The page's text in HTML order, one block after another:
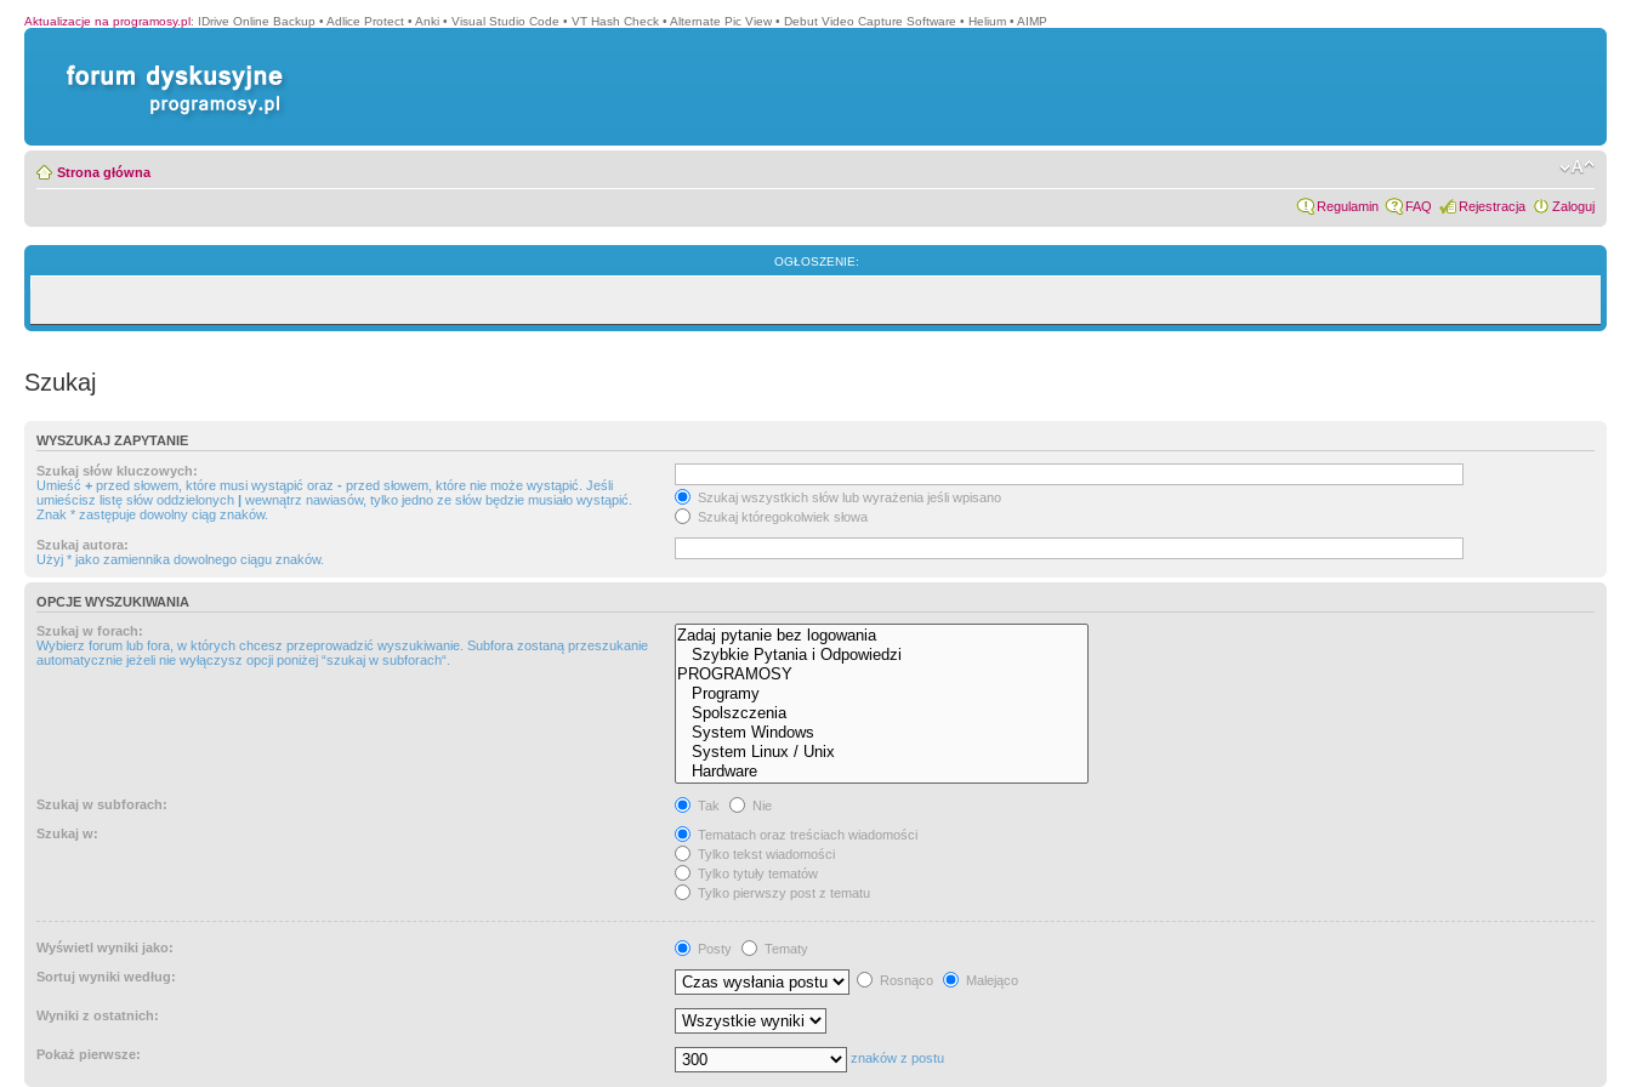
Aktualizacje na programosy.pl: IDrive Online Backup • Adlice Protect • Anki • Visual Studio Code • VT Hash Check • Alternate Pic View • Debut Video Capture Software • Helium • AIMP
Strona główna
Regulamin FAQ Rejestracja Zaloguj
OGŁOSZENIE:
Szukaj
WYSZUKAJ ZAPYTANIE
Szukaj słów kluczowych:
Umieść + przed słowem, które musi wystąpić oraz - przed słowem, które nie może wystąpić. Jeśli
umieścisz listę słów oddzielonych | wewnątrz nawiasów, tylko jedno ze słów będzie musiało wystąpić.
Znak * zastępuje dowolny ciąg znaków.
Szukaj wszystkich słów lub wyrażenia jeśli wpisano
Szukaj któregokolwiek słowa
Szukaj autora:
Użyj * jako zamiennika dowolnego ciągu znaków.
OPCJE WYSZUKIWANIA
Szukaj w forach:
Wybierz forum lub fora, w których chcesz przeprowadzić wyszukiwanie. Subfora zostaną przeszukanie
automatycznie jeżeli nie wyłączysz opcji poniżej “szukaj w subforach“.
Szukaj w subforach: Tak
Nie
Szukaj w:
Tematach oraz treściach wiadomości
Tylko tekst wiadomości
Tylko tytuły tematów
Tylko pierwszy post z tematu
Wyświetl wyniki jako: Posty
Tematy
Sortuj wyniki według:
Rosnąco Malejąco
Wyniki z ostatnich:
Pokaż pierwsze: znaków z postu